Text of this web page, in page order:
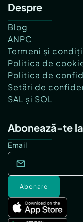
Despre
Blog
ANPC
Termeni și
Politica de
Politica de
Setări de
SAL și SOL
Abonează-te
Email
Abonare